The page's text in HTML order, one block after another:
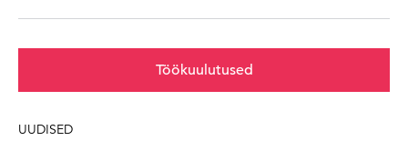
Töökuulutused
UUDISED